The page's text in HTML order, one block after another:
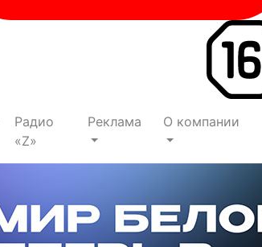
Радио
«Z»
Реклама О компании